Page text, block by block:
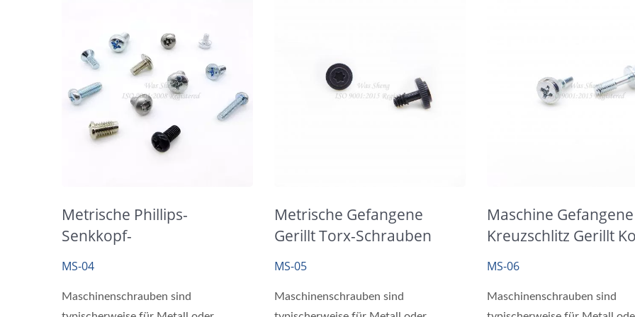
Metrische Phillips-
Senkkopf-
Flachkopfschrauben
MS-04
Maschinenschrauben sind
Metrische Gefangene
Gerillt Torx-Schrauben
Schwarz Verzinkung
MS-05
Maschinenschrauben sind
Maschine Gefangene
Kreuzschlitz Gerillt
Schraube Verzinkung
MS-06
Maschinenschrauben sind